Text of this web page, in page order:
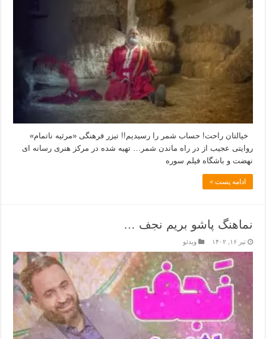
خیالتان راحت! حساب شمر را رسیدیم!! تیزر فرهنگی «مرثیه ناتمام»
روایتی عجیب از در راه ماندن شمر… تهیه شده در مرکز هنری رسانه ای
نهضت و باشگاه فیلم سوره
ادامه پست »
نماهنگ پاشو بریم نجف …
تیر ۱۶, ۱۴۰۲ ویدئو